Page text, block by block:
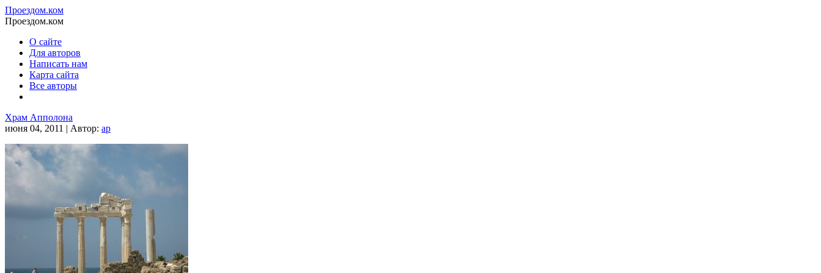
Проездом.ком
Проездом.ком
О сайте
Для авторов
Написать нам
Карта сайта
Все авторы
Храм Апполона
июня 04, 2011 | Автор: ap